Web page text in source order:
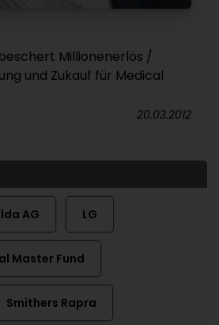
Millionenerlös /
und Zukauf für Medical
20.03.2012
AG LG
Master Fund
Smithers Rapra